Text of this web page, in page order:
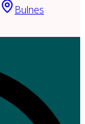
Bulnes